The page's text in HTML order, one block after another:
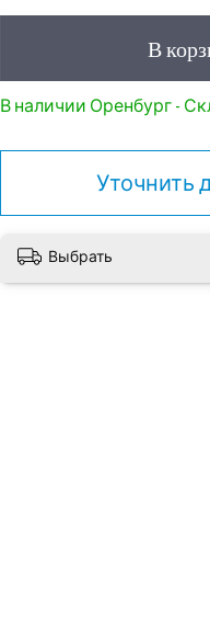
В
В наличии Оренбург -
Уточнить
Выбрать